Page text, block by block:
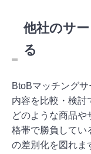
他社のサ
る
BtoBマッチング
内容を比較・検討
どのような商品や
格帯で勝負してい
の差別化を図れま